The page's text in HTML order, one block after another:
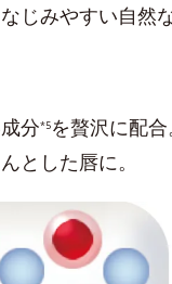
じみやすい自然
分*5を贅沢に配
とした唇に。